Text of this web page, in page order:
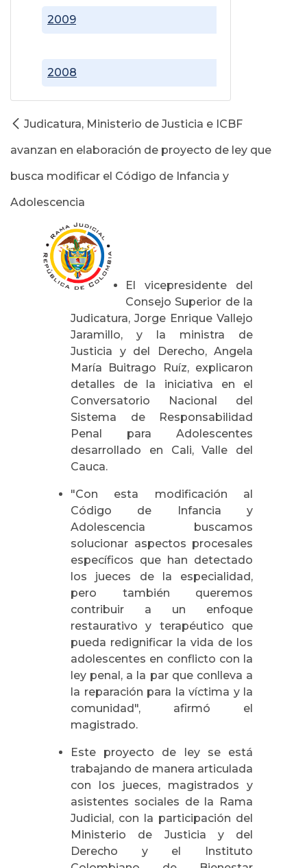
2008
2009
Judicatura, Ministerio de Justicia e ICBF
avanzan en elaboración de proyecto de ley que
busca modificar el Código de Infancia y
Adolescencia
El vicepresidente del
Consejo Superior de la
Judicatura, Jorge Enrique Vallejo
Jaramillo, y la ministra de
Justicia y del Derecho, Angela
María Buitrago Ruíz, explicaron
detalles de la iniciativa en el
Conversatorio Nacional del
Sistema de Responsabilidad
Penal para Adolescentes
desarrollado en Cali, Valle del
Cauca.
"Con esta modificación al
Código de Infancia y
Adolescencia buscamos
solucionar aspectos procesales
específicos que han detectado
los jueces de la especialidad,
pero también queremos
contribuir a un enfoque
restaurativo y terapéutico que
pueda redignificar la vida de los
adolescentes en conflicto con la
ley penal, a la par que conlleva a
la reparación para la víctima y la
comunidad", afirmó el
magistrado.
Este proyecto de ley se está
trabajando de manera articulada
con los jueces, magistrados y
asistentes sociales de la Rama
Judicial, con la participación del
Ministerio de Justicia y del
Derecho y el Instituto